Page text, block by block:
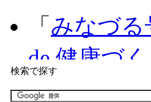
「 みなづる
de 健康づく
「子育て交
検索で探す